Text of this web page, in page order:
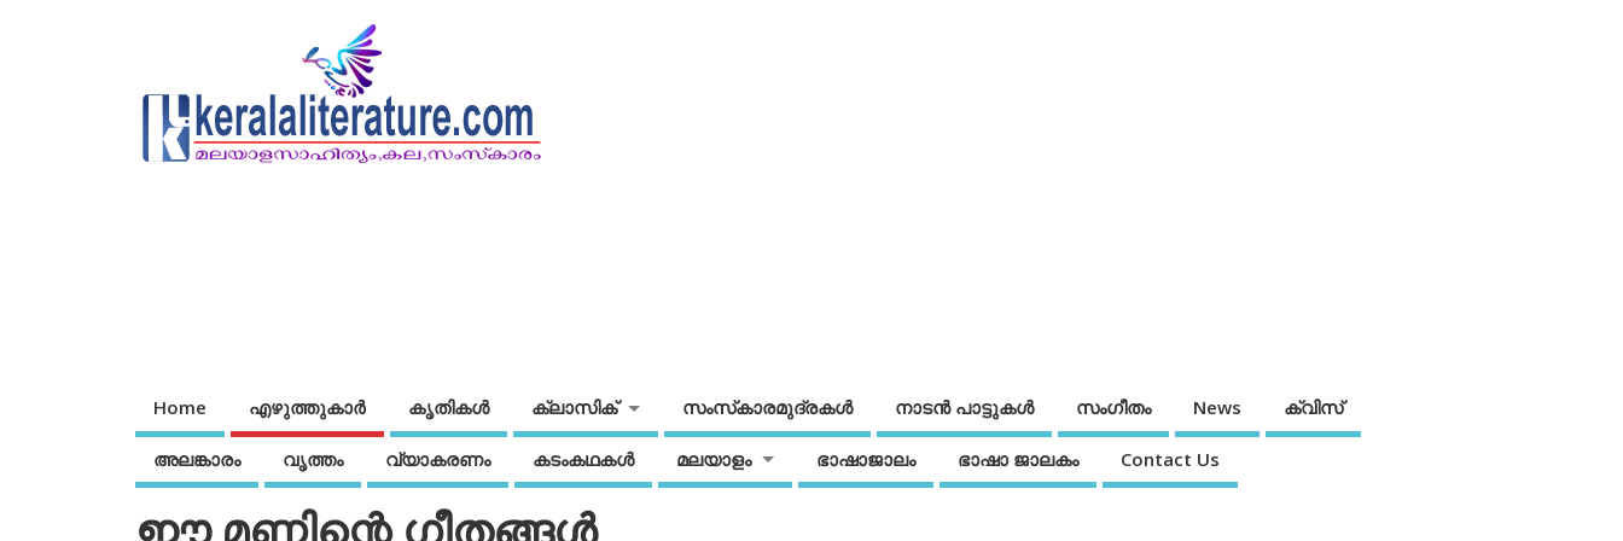
Home എഴുത്തുകാര്‍ കൃതികൾ ക്ലാസിക് സംസ്‌കാരമുദ്രകള്‍ നാടന്‍ പാട്ടുകള്‍ സംഗീതം News ക്വിസ്
അലങ്കാരം വൃത്തം വ്യാകരണം കടംകഥകള്‍ മലയാളം ഭാഷാജാലം ഭാഷാ ജാലകം Contact Us